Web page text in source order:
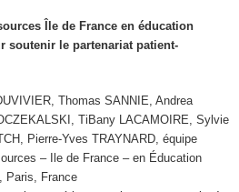
Île de France en éducation
soutenir le partenariat patient-
Thomas SANNIE, Andrea
TiBany LACAMOIRE, Sylvie
Pierre-Yves TRAYNARD, équipe
– Ile de France – en Éducation
Paris, France